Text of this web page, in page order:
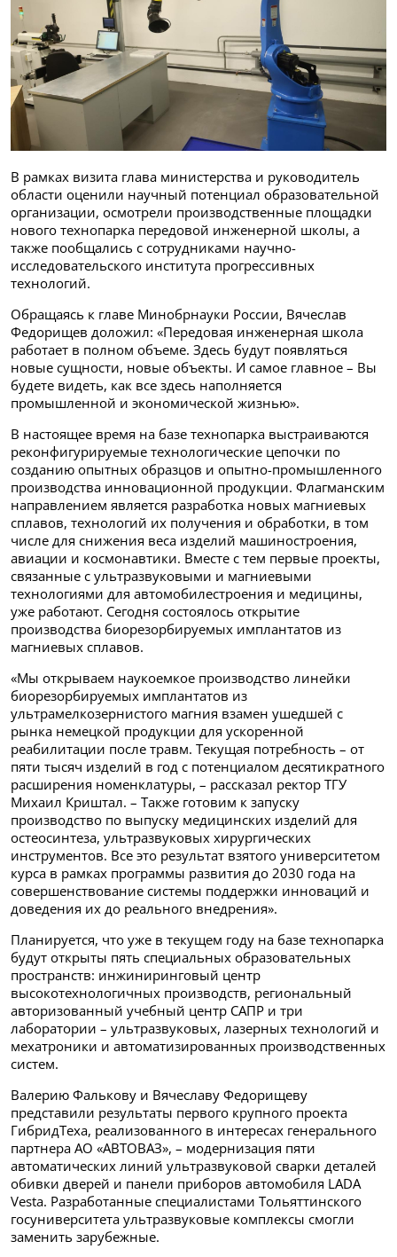
В рамках визита глава министерства и руководитель
области оценили научный потенциал образовательной
организации, осмотрели производственные площадки
нового технопарка передовой инженерной школы, а
также пообщались с сотрудниками научно-
исследовательского института прогрессивных
технологий.
Обращаясь к главе Минобрнауки России, Вячеслав
Федорищев доложил: «Передовая инженерная школа
работает в полном объеме. Здесь будут появляться
новые сущности, новые объекты. И самое главное – Вы
будете видеть, как все здесь наполняется
промышленной и экономической жизнью».
В настоящее время на базе технопарка выстраиваются
реконфигурируемые технологические цепочки по
созданию опытных образцов и опытно-промышленного
производства инновационной продукции. Флагманским
направлением является разработка новых магниевых
сплавов, технологий их получения и обработки, в том
числе для снижения веса изделий машиностроения,
авиации и космонавтики. Вместе с тем первые проекты,
связанные с ультразвуковыми и магниевыми
технологиями для автомобилестроения и медицины,
уже работают. Сегодня состоялось открытие
производства биорезорбируемых имплантатов из
магниевых сплавов.
«Мы открываем наукоемкое производство линейки
биорезорбируемых имплантатов из
ультрамелкозернистого магния взамен ушедшей с
рынка немецкой продукции для ускоренной
реабилитации после травм. Текущая потребность – от
пяти тысяч изделий в год с потенциалом десятикратного
расширения номенклатуры, – рассказал ректор ТГУ
Михаил Криштал. – Также готовим к запуску
производство по выпуску медицинских изделий для
остеосинтеза, ультразвуковых хирургических
инструментов. Все это результат взятого университетом
курса в рамках программы развития до 2030 года на
совершенствование системы поддержки инноваций и
доведения их до реального внедрения».
Планируется, что уже в текущем году на базе технопарка
будут открыты пять специальных образовательных
пространств: инжиниринговый центр
высокотехнологичных производств, региональный
авторизованный учебный центр САПР и три
лаборатории – ультразвуковых, лазерных технологий и
мехатроники и автоматизированных производственных
систем.
Валерию Фалькову и Вячеславу Федорищеву
представили результаты первого крупного проекта
ГибридТеха, реализованного в интересах генерального
партнера АО «АВТОВАЗ», – модернизация пяти
автоматических линий ультразвуковой сварки деталей
обивки дверей и панели приборов автомобиля LADA
Vesta. Разработанные специалистами Тольяттинского
госуниверситета ультразвуковые комплексы смогли
заменить зарубежные.